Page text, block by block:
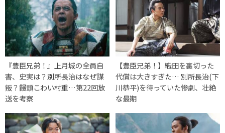
『豊臣兄弟！』上月城の全員自
害、史実は？別所長治はなぜ謀
叛？饅頭こわい村重…第22回放
送を考察
【豊臣兄弟！】織田を裏切った
代償は大きすぎた… 別所長治(下
川恭平)を待っていた惨劇、壮絶
な最期